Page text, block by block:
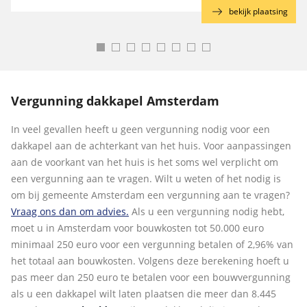
bekijk plaatsing
Vergunning dakkapel Amsterdam
In veel gevallen heeft u geen vergunning nodig voor een
dakkapel aan de achterkant van het huis. Voor aanpassingen
aan de voorkant van het huis is het soms wel verplicht om
een vergunning aan te vragen. Wilt u weten of het nodig is
om bij gemeente Amsterdam een vergunning aan te vragen?
Vraag ons dan om advies. Als u een vergunning nodig hebt,
moet u in Amsterdam voor bouwkosten tot 50.000 euro
minimaal 250 euro voor een vergunning betalen of 2,96% van
het totaal aan bouwkosten. Volgens deze berekening hoeft u
pas meer dan 250 euro te betalen voor een bouwvergunning
als u een dakkapel wilt laten plaatsen die meer dan 8.445